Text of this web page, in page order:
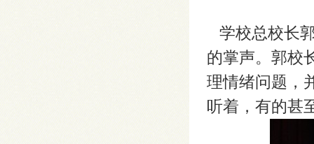
学校总校长
的掌声。郭校
理情绪问题，
听着，有的甚